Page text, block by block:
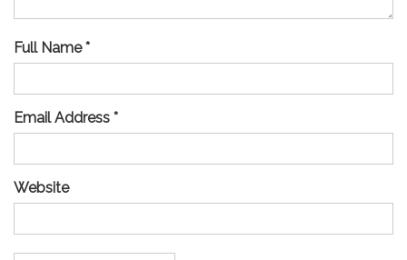
Full Name *
Email Address *
Website